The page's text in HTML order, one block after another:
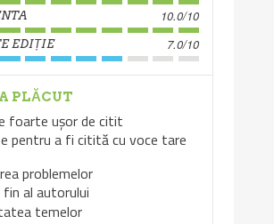
10.0/10
EDIȚIE 7.0/10
PLĂCUT
foarte ușor de citit
pentru a fi citită cu voce tare
problemelor
al autorului
temelor